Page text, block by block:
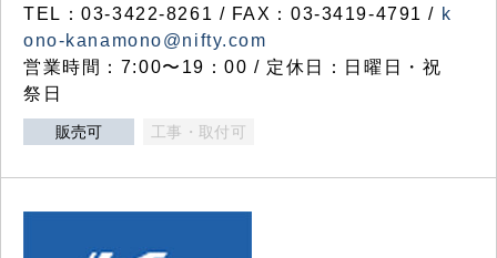
TEL：03-3422-8261 / FAX：03-3419-4791 / k
ono-kanamono@nifty.com
営業時間：7:00〜19：00 / 定休日：日曜日・祝
祭日
販売可 工事・取付可